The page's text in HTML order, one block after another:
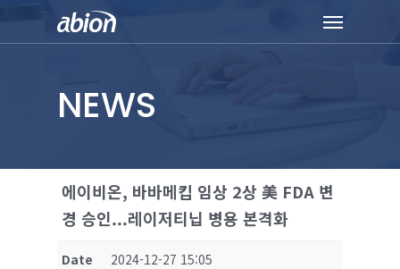
Menu
NEWS
에이비온, 바바메킵 임상 2상 美 FDA 변
경 승인...레이저티닙 병용 본격화
Date 2024-12-27 15:05